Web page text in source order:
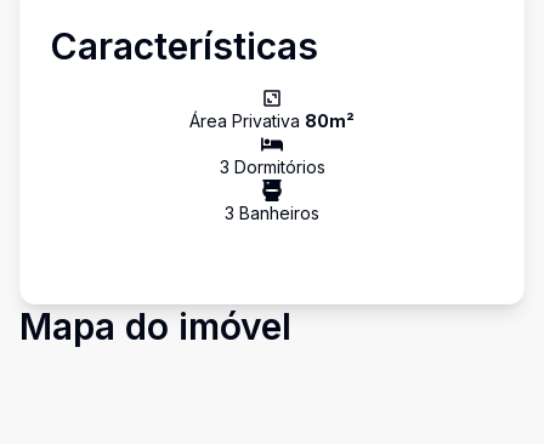
Características
Área Privativa 80m²
3 Dormitórios
3 Banheiros
Mapa do imóvel